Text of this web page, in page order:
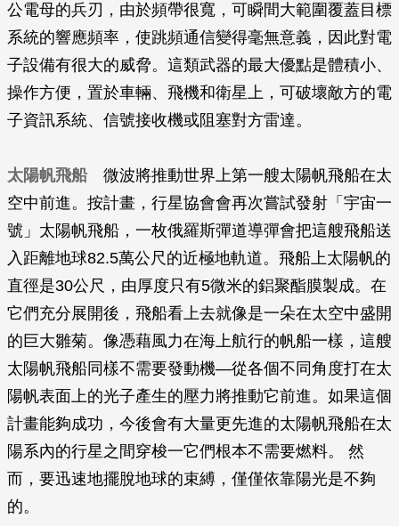
公電母的兵刃，由於頻帶很寬，可瞬間大範圍覆蓋目標
系統的響應頻率，使跳頻通信變得毫無意義，因此對電
子設備有很大的威脅。這類武器的最大優點是體積小、
操作方便，置於車輛、飛機和衛星上，可破壞敵方的電
子資訊系統、信號接收機或阻塞對方雷達。
太陽帆飛船微波將推動世界上第一艘太陽帆飛船在太
空中前進。按計畫，行星協會會再次嘗試發射「宇宙一
號」太陽帆飛船，一枚俄羅斯彈道導彈會把這艘飛船送
入距離地球82.5萬公尺的近極地軌道。飛船上太陽帆的
直徑是30公尺，由厚度只有5微米的鋁聚酯膜製成。在
它們充分展開後，飛船看上去就像是一朵在太空中盛開
的巨大雛菊。像憑藉風力在海上航行的帆船一樣，這艘
太陽帆飛船同樣不需要發動機—從各個不同角度打在太
陽帆表面上的光子產生的壓力將推動它前進。如果這個
計畫能夠成功，今後會有大量更先進的太陽帆飛船在太
陽系內的行星之間穿梭一它們根本不需要燃料。 然
而，要迅速地擺脫地球的束縛，僅僅依靠陽光是不夠
的。